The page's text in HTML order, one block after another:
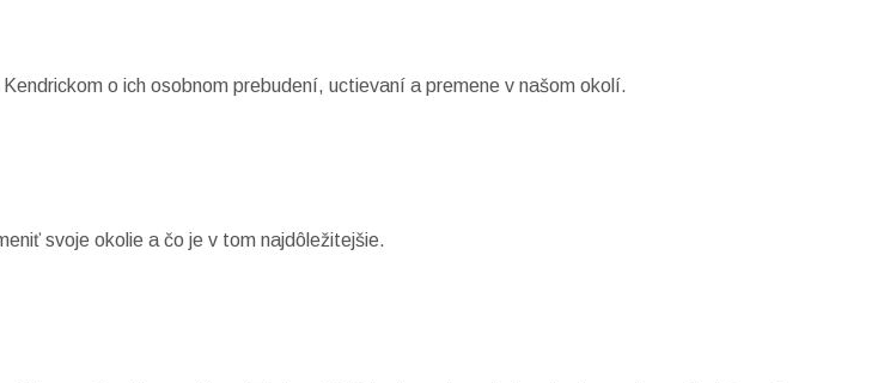
o ich osobnom prebudení, uctievaní a premene v našom okolí.
svoje okolie a čo je v tom najdôležitejšie.